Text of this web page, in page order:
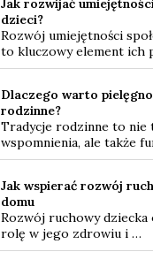
Jak rozwijać
dzieci?
Rozwój umiejętności
to kluczowy element ich
Dlaczego warto
rodzinne?
Tradycje rodzinne to nie
wspomnienia, ale także
Jak wspierać rozwój
domu
Rozwój ruchowy dziecka
rolę w jego zdrowiu i …